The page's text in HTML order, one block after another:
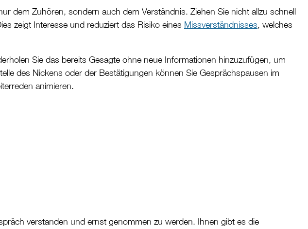
dem Zuhören, sondern auch dem Verständnis. Ziehen Sie nicht allzu schnell
zeigt Interesse und reduziert das Risiko eines Missverständnisses, welches
Sie das bereits Gesagte ohne neue Informationen hinzuzufügen, um
des Nickens oder der Bestätigungen können Sie Gesprächspausen im
animieren.
verstanden und ernst genommen zu werden. Ihnen gibt es die